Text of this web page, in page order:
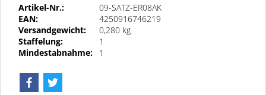
Artikel-Nr.:
09-SATZ-ER08AK
EAN:
4250916746219
Versandgewicht:
0,280 kg
Staffelung:
1
Mindestabnahme:
1